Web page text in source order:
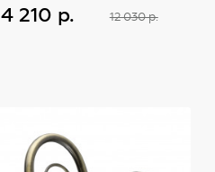
4 210 р.
12 030 р.